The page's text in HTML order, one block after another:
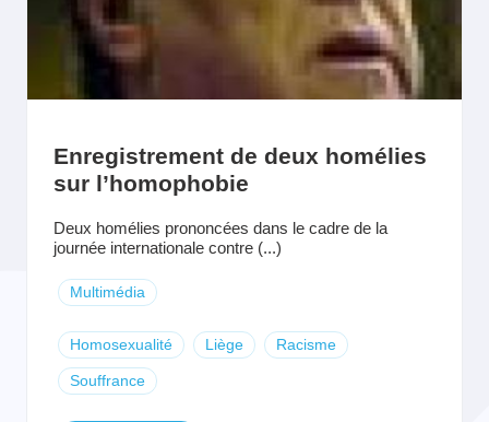
Enregistrement de deux homélies
sur l’homophobie
Deux homélies prononcées dans le cadre de la
journée internationale contre (...)
Multimédia
Homosexualité Liège Racisme
Souffrance